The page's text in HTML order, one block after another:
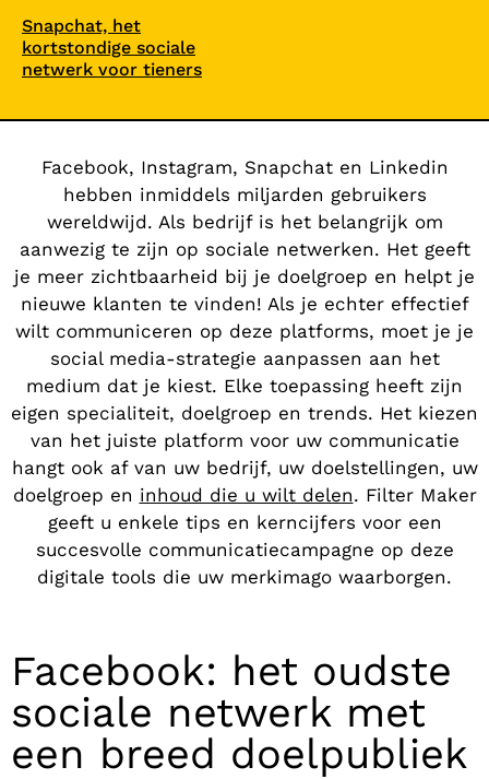
Snapchat, het
kortstondige sociale
netwerk voor tieners
Facebook, Instagram, Snapchat en Linkedin
hebben inmiddels miljarden gebruikers
wereldwijd. Als bedrijf is het belangrijk om
aanwezig te zijn op sociale netwerken. Het geeft
je meer zichtbaarheid bij je doelgroep en helpt je
nieuwe klanten te vinden! Als je echter effectief
wilt communiceren op deze platforms, moet je je
social media-strategie aanpassen aan het
medium dat je kiest. Elke toepassing heeft zijn
eigen specialiteit, doelgroep en trends. Het kiezen
van het juiste platform voor uw communicatie
hangt ook af van uw bedrijf, uw doelstellingen, uw
doelgroep en inhoud die u wilt delen. Filter Maker
geeft u enkele tips en kerncijfers voor een
succesvolle communicatiecampagne op deze
digitale tools die uw merkimago waarborgen.
Facebook: het oudste
sociale netwerk met
een breed doelpubliek